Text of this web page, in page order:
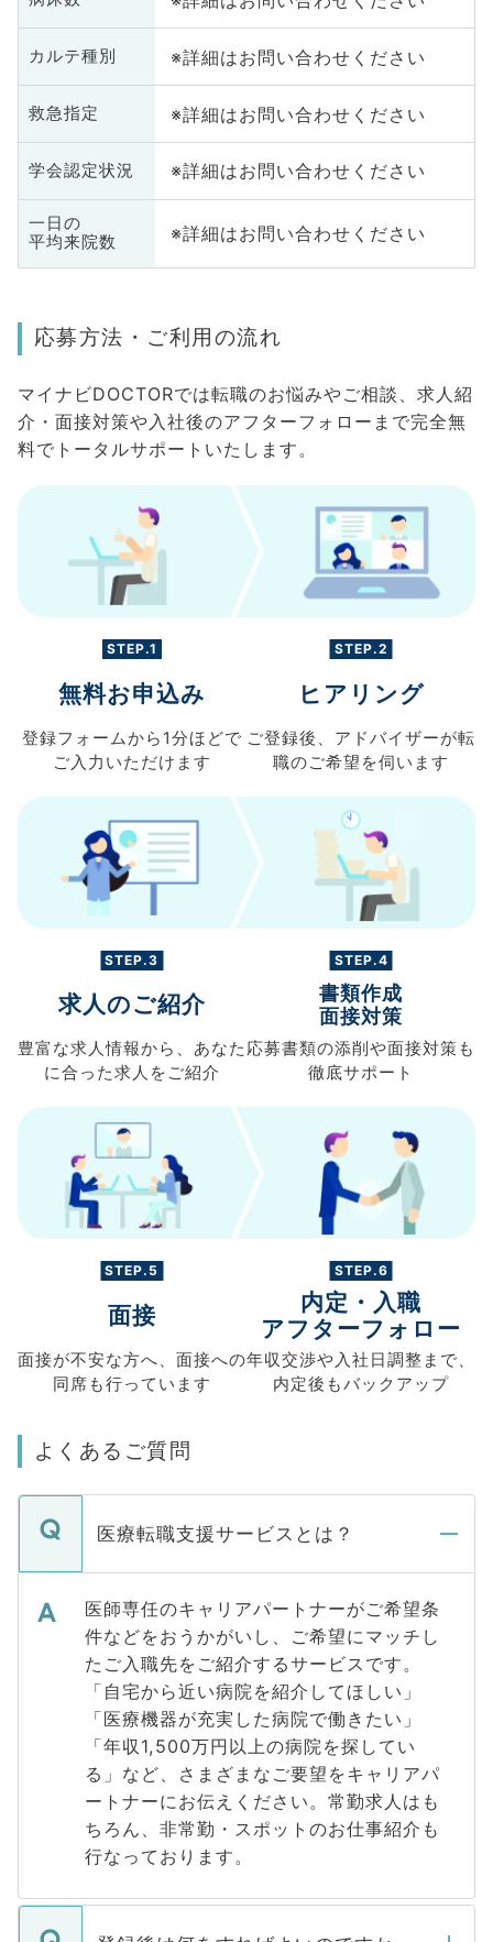
カルテ種別 ※詳細はお問い合わせください
救急指定 ※詳細はお問い合わせください
学会認定状況 ※詳細はお問い合わせください
一日の
平均来院数
※詳細はお問い合わせください
応募方法・ご利用の流れ
マイナビDOCTORでは転職のお悩みやご相談、求人紹
介・面接対策や入社後のアフターフォローまで完全無
料でトータルサポートいたします。
STEP.1
無料お申込み
登録フォームから 1分ほどで
ご入力 いただけます
STEP.2
ヒアリング
ご登録後、 アドバイザーが転
職のご希望を伺います
STEP.3
求人のご紹介
豊富な求人情報から、 あなた
に合った求人を ご紹介
STEP.4
書類作成
面接対策
応募書類の添削や面接対策も
徹底サポート
STEP.5
面接
面接が不安な方へ、 面接への
同席も行っています
STEP.6
内定・入職
アフターフォロー
年収交渉や入社日調整まで、
内定後もバックアップ
よくあるご質問
医療転職支援サービスとは？
医師専任のキャリアパートナーがご希望条
件などをおうかがいし、ご希望にマッチし
たご入職先をご紹介するサービスです。
「自宅から近い病院を紹介してほしい」
「医療機器が充実した病院で働きたい」
「年収1,500万円以上の病院を探してい
る」など、さまざまなご要望をキャリアパ
ートナーにお伝えください。常勤求人はも
ちろん、非常勤・スポットのお仕事紹介も
行なっております。